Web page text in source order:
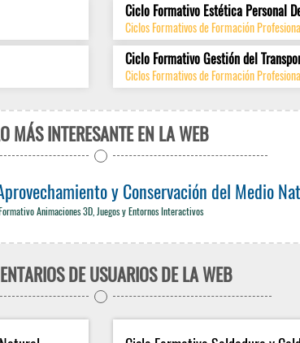
Ciclo Formativo Estética Personal
Ciclos Formativos de Formación
Ciclo Formativo Gestión del
Ciclos Formativos de Formación
MÁS INTERESANTE EN LA WEB
y Conservación del Medio
Animaciones 3D, Juegos y Entornos Interactivos
DE USUARIOS DE LA WEB